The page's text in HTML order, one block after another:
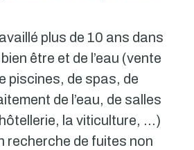
plus de 10 ans dans
être et de l’eau (vente
piscines, de spas, de
de l’eau, de salles
la viticulture, …)
recherche de fuites non